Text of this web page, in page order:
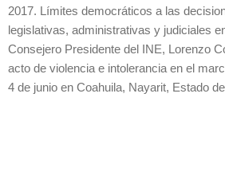
2017. Límites democráticos a las
legislativas, administrativas y judiciales
Consejero Presidente del INE, Lorenzo
acto de violencia e intolerancia en el
4 de junio en Coahuila, Nayarit, Estado